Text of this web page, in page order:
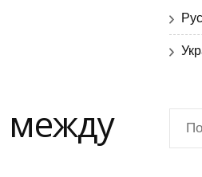
между